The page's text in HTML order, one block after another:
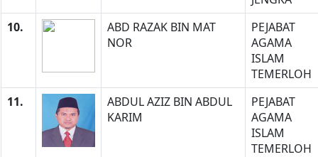
10.
ABD RAZAK BIN MAT
NOR
PEJABAT
AGAMA
ISLAM
TEMERLOH
11.
ABDUL AZIZ BIN ABDUL
KARIM
PEJABAT
AGAMA
ISLAM
TEMERLOH